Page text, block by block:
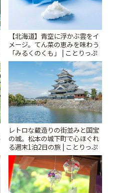
【北海道】青空に浮かぶ雲をイ
メージ。てん菜の恵みを味わう
「みるくのくも」 | ことりっぷ
レトロな蔵造りの街並みと国宝
の城。松本の城下町で心ほぐれ
る週末1泊2日の旅 | ことりっぷ